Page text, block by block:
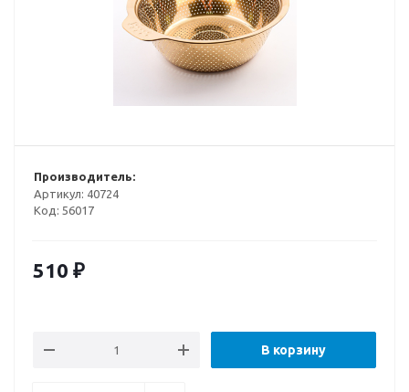
Производитель:
Артикул: 40724
Код: 56017
510 ₽
В корзину